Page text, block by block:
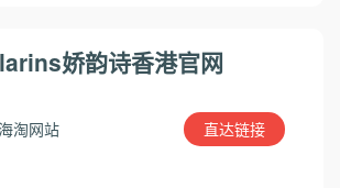
娇韵诗香港官网
淘网站 直达链接